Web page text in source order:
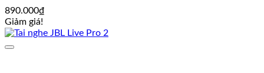
890.000₫
Giảm giá!